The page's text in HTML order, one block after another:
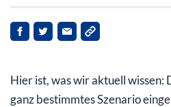
Die Börse erwartet keine tiefe
Hier ist, was wir aktuell wissen:
ganz bestimmtes Szenario